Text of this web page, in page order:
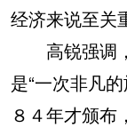
经济来说至关
高锐强调，
是“一次非凡
８４年才颁布